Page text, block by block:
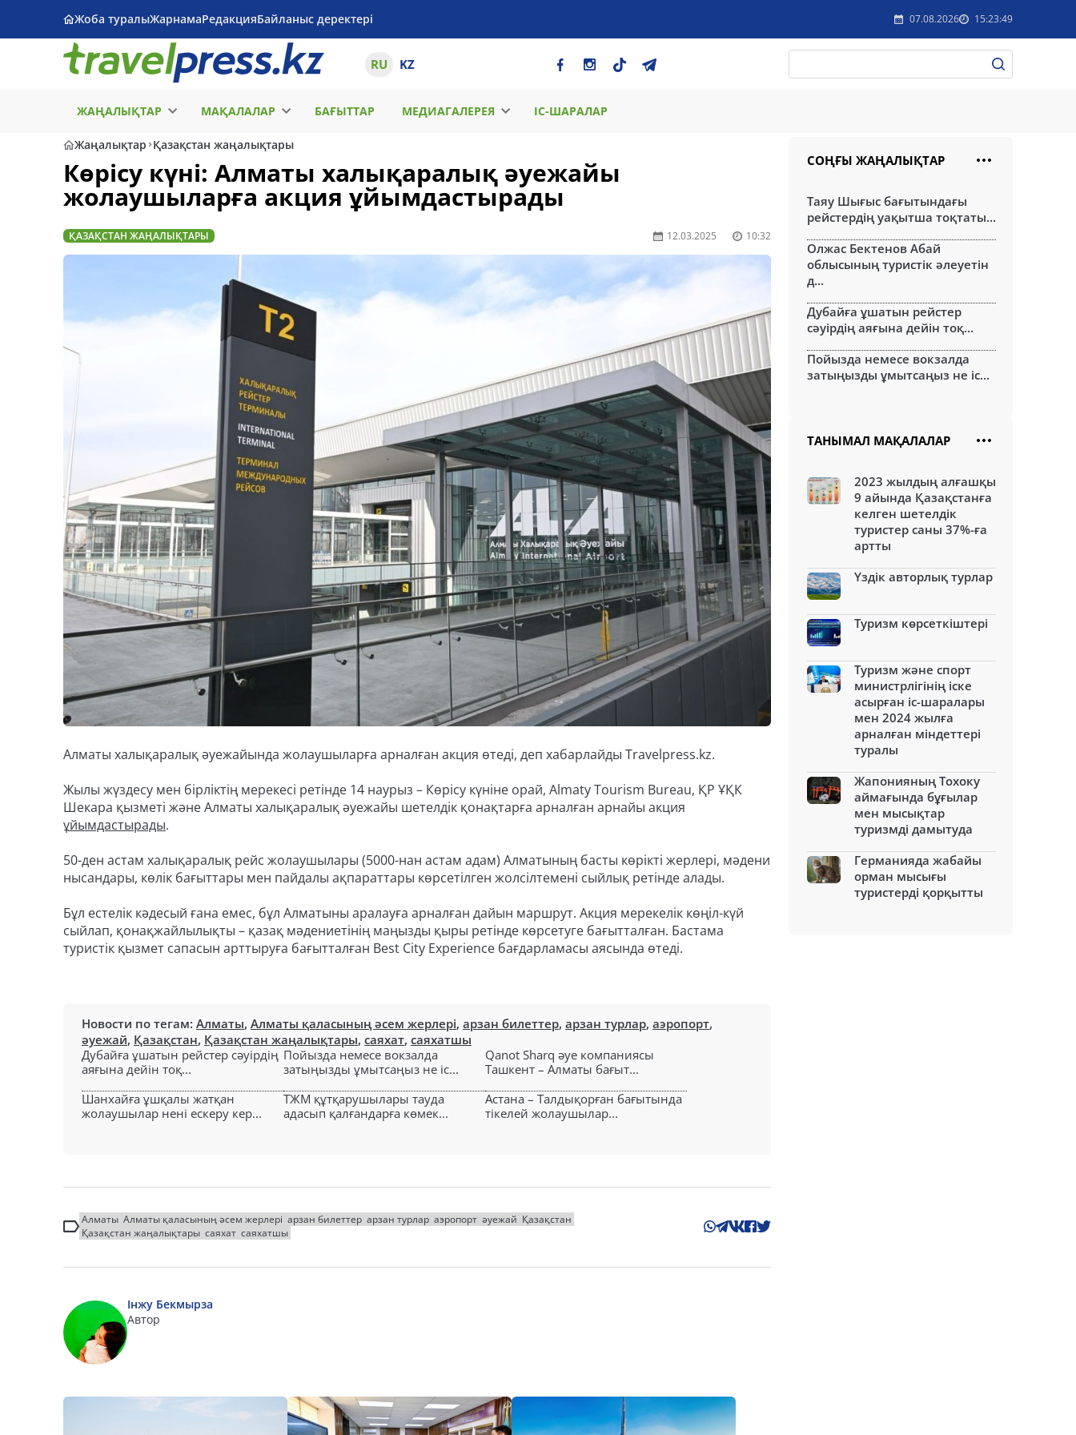
Жоба туралыЖарнамаРедакцияБайланыс деректері 07.08.2026 15:23:49
RU KZ
ЖАҢАЛЫҚТАР МАҚАЛАЛАР БАҒЫТТАР МЕДИАГАЛЕРЕЯ ІС-ШАРАЛАР
Жаңалықтар Қазақстан жаңалықтары
Көрісу күні: Алматы халықаралық әуежайы
жолаушыларға акция ұйымдастырады
ҚАЗАҚСТАН ЖАҢАЛЫҚТАРЫ 12.03.2025 10:32
Алматы халықаралық әуежайында жолаушыларға арналған акция өтеді, деп хабарлайды Travelpress.kz.
Жылы жүздесу мен бірліктің мерекесі ретінде 14 наурыз – Көрісу күніне орай, Almaty Tourism Bureau, ҚР ҰҚК
Шекара қызметі және Алматы халықаралық әуежайы шетелдік қонақтарға арналған арнайы акция
ұйымдастырады.
50-ден астам халықаралық рейс жолаушылары (5000-нан астам адам) Алматының басты көрікті жерлері, мәдени
нысандары, көлік бағыттары мен пайдалы ақпараттары көрсетілген жолсілтемені сыйлық ретінде алады.
Бұл естелік кәдесый ғана емес, бұл Алматыны аралауға арналған дайын маршрут. Акция мерекелік көңіл-күй
сыйлап, қонақжайлылықты – қазақ мәдениетінің маңызды қыры ретінде көрсетуге бағытталған. Бастама
туристік қызмет сапасын арттыруға бағытталған Best City Experience бағдарламасы аясында өтеді.
Новости по тегам: Алматы, Алматы қаласының әсем жерлері, арзан билеттер, арзан турлар, аэропорт,
әуежай, Қазақстан, Қазақстан жаңалықтары, саяхат, саяхатшы
Дубайға ұшатын рейстер сәуірдің
аяғына дейін тоқ...
Пойызда немесе вокзалда
затыңызды ұмытсаңыз не іс...
Qanot Sharq әуе компаниясы
Ташкент – Алматы бағыт...
Шанхайға ұшқалы жатқан
жолаушылар нені ескеру кер...
ТЖМ құтқарушылары тауда
адасып қалғандарға көмек...
Астана – Талдықорған бағытында
тікелей жолаушылар...
Алматы Алматы қаласының әсем жерлері арзан билеттер арзан турлар аэропорт әуежай Қазақстан
Қазақстан жаңалықтары саяхат саяхатшы
Інжу Бекмырза
Автор
СОҢҒЫ ЖАҢАЛЫҚТАР
Таяу Шығыс бағытындағы
рейстердің уақытша тоқтаты...
Олжас Бектенов Абай
облысының туристік әлеуетін
д...
Дубайға ұшатын рейстер
сәуірдің аяғына дейін тоқ...
Пойызда немесе вокзалда
затыңызды ұмытсаңыз не іс...
ТАНЫМАЛ МАҚАЛАЛАР
2023 жылдың алғашқы
9 айында Қазақстанға
келген шетелдік
туристер саны 37%-ға
артты
Үздік авторлық турлар
Туризм көрсеткіштері
Туризм және спорт
министрлігінің іске
асырған іс-шаралары
мен 2024 жылға
арналған міндеттері
туралы
Жапонияның Тохоку
аймағында бұғылар
мен мысықтар
туризмді дамытуда
Германияда жабайы
орман мысығы
туристерді қорқытты